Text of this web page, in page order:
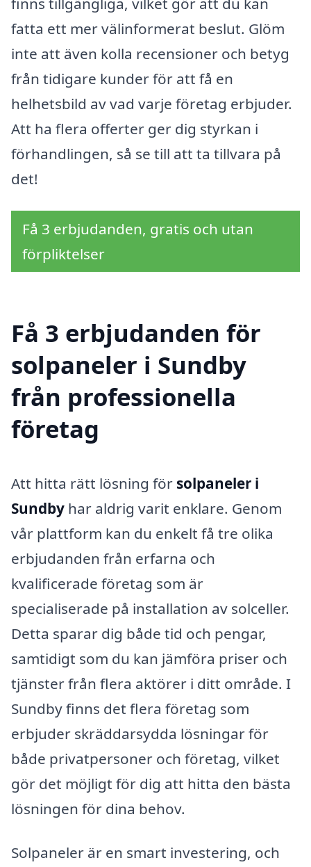
fatta ett mer välinformerat beslut. Glöm
inte att även kolla recensioner och betyg
från tidigare kunder för att få en
helhetsbild av vad varje företag erbjuder.
Att ha flera offerter ger dig styrkan i
förhandlingen, så se till att ta tillvara på
det!
Få 3 erbjudanden, gratis och utan
förpliktelser
Få 3 erbjudanden för
solpaneler i Sundby
från professionella
företag
Att hitta rätt lösning för solpaneler i
Sundby har aldrig varit enklare. Genom
vår plattform kan du enkelt få tre olika
erbjudanden från erfarna och
kvalificerade företag som är
specialiserade på installation av solceller.
Detta sparar dig både tid och pengar,
samtidigt som du kan jämföra priser och
tjänster från flera aktörer i ditt område. I
Sundby finns det flera företag som
erbjuder skräddarsydda lösningar för
både privatpersoner och företag, vilket
gör det möjligt för dig att hitta den bästa
lösningen för dina behov.
Solpaneler är en smart investering, och